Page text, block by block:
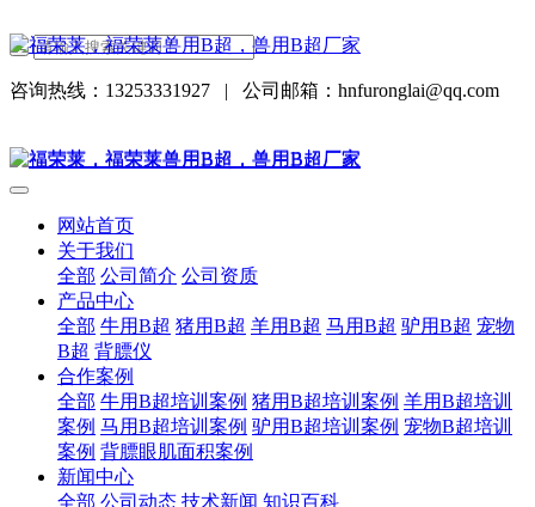
咨询热线：13253331927 | 公司邮箱：hnfuronglai@qq.com
网站首页
关于我们
全部 公司简介 公司资质
产品中心
全部 牛用B超 猪用B超 羊用B超 马用B超 驴用B超 宠物
B超 背膘仪
合作案例
全部 牛用B超培训案例 猪用B超培训案例 羊用B超培训
案例 马用B超培训案例 驴用B超培训案例 宠物B超培训
案例 背膘眼肌面积案例
新闻中心
全部 公司动态 技术新闻 知识百科